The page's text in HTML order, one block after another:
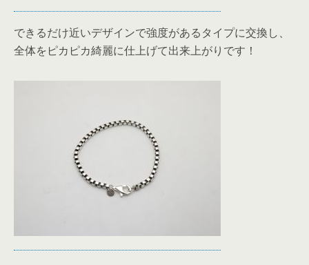
できるだけ近いデザインで強度があるタイプに交換し、
全体をピカピカ綺麗に仕上げて出来上がりです！